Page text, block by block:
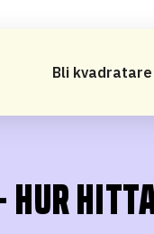
Bli kvadratare